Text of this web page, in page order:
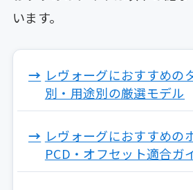
います。
レヴォーグにおすすめの
別・用途別の厳選モデル
レヴォーグにおすすめの
PCD・オフセット適合ガ